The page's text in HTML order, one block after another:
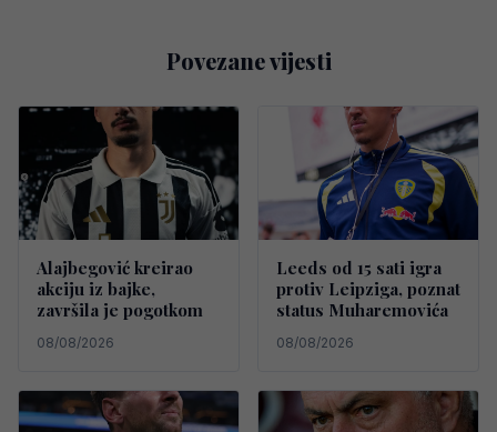
Povezane vijesti
Alajbegović kreirao
akciju iz bajke,
završila je pogotkom
08/08/2026
Leeds od 15 sati igra
protiv Leipziga, poznat
status Muharemovića
08/08/2026